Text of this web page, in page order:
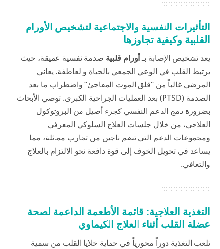
التأثيرات النفسية والاجتماعية لتشخيص الأورام
القلبية وكيفية تجاوزها
يعد تشخيص الإصابة بـأورام قلبية صدمة نفسية عميقة، حيث
يرتبط القلب في الوعي الجمعي بالحياة والعاطفة. يعاني
المرضى غالباً من “قلق الموت المفاجئ” واضطراب ما بعد
الصدمة (PTSD) بعد العمليات الجراحية الكبرى. توصي الأبحاث
بضرورة دمج الدعم النفسي كجزء أصيل من البروتوكول
العلاجي، من خلال جلسات العلاج السلوكي المعرفي
ومجموعات الدعم التي تضم ناجين من تجارب مماثلة، مما
يساعد في تحويل الخوف إلى قوة دافعة نحو الالتزام بالعلاج
والتعافي.
التغذية العلاجية: قائمة الأطعمة الداعمة لصحة
عضلة القلب أثناء العلاج الكيماوي
تلعب التغذية دوراً محورياً في حماية خلايا القلب من سمية